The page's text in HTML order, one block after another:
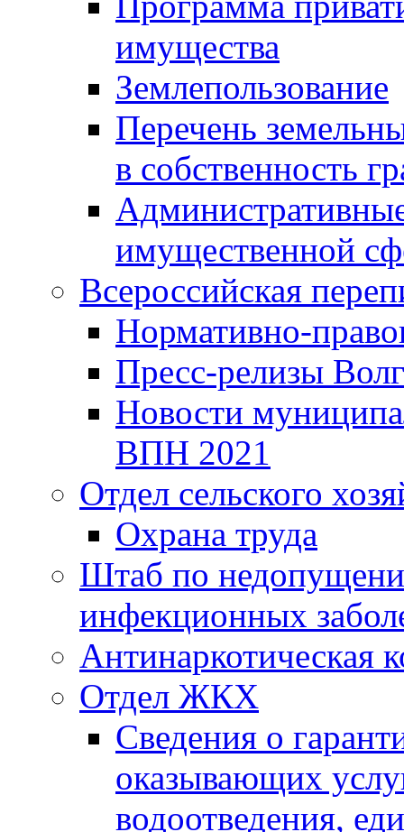
имущества
Землепользование
Перечень
в собственность
имущественной
Всероссийская
Нормативно-
Пресс-релизы
Новости
ВПН 2021
Отдел сельского
Охрана труда
Штаб по
инфекционных
Антинаркотическая
Отдел ЖКХ
Сведения о
оказывающих
водоотведения,